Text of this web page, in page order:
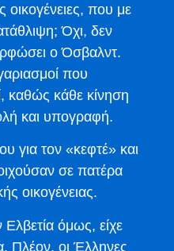
οικογένειες, που με
Όχι, δεν
ο Όσβαλντ.
που
καθώς κάθε κίνηση
και υπογραφή.
για τον «κεφτέ» και
σε πατέρα
οικογένειας.
Ελβετία όμως, είχε
Πλέον, οι Έλληνες